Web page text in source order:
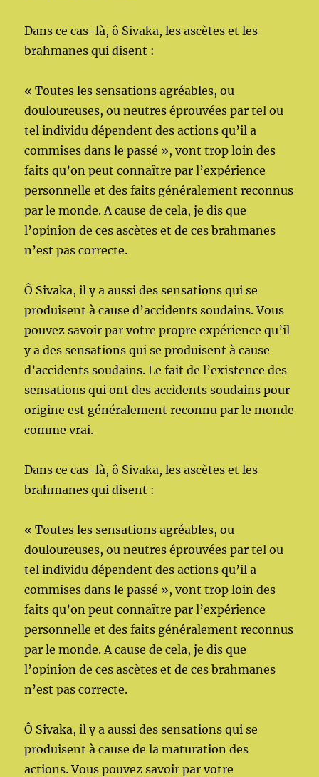
Dans ce cas-là, ô Sivaka, les ascètes et les
brahmanes qui disent :
« Toutes les sensations agréables, ou
douloureuses, ou neutres éprouvées par tel ou
tel individu dépendent des actions qu’il a
commises dans le passé », vont trop loin des
faits qu’on peut connaître par l’expérience
personnelle et des faits généralement reconnus
par le monde. A cause de cela, je dis que
l’opinion de ces ascètes et de ces brahmanes
n’est pas correcte.
Ô Sivaka, il y a aussi des sensations qui se
produisent à cause d’accidents soudains. Vous
pouvez savoir par votre propre expérience qu’il
y a des sensations qui se produisent à cause
d’accidents soudains. Le fait de l’existence des
sensations qui ont des accidents soudains pour
origine est généralement reconnu par le monde
comme vrai.
Dans ce cas-là, ô Sivaka, les ascètes et les
brahmanes qui disent :
« Toutes les sensations agréables, ou
douloureuses, ou neutres éprouvées par tel ou
tel individu dépendent des actions qu’il a
commises dans le passé », vont trop loin des
faits qu’on peut connaître par l’expérience
personnelle et des faits généralement reconnus
par le monde. A cause de cela, je dis que
l’opinion de ces ascètes et de ces brahmanes
n’est pas correcte.
Ô Sivaka, il y a aussi des sensations qui se
produisent à cause de la maturation des
actions. Vous pouvez savoir par votre